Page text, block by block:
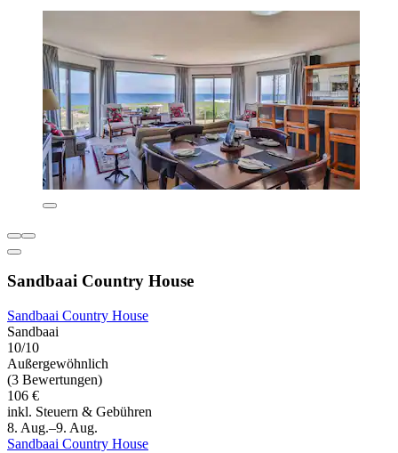
Sandbaai Country House
Sandbaai Country House
Sandbaai
10/10
Außergewöhnlich
(3 Bewertungen)
106 €
inkl. Steuern & Gebühren
8. Aug.–9. Aug.
Sandbaai Country House